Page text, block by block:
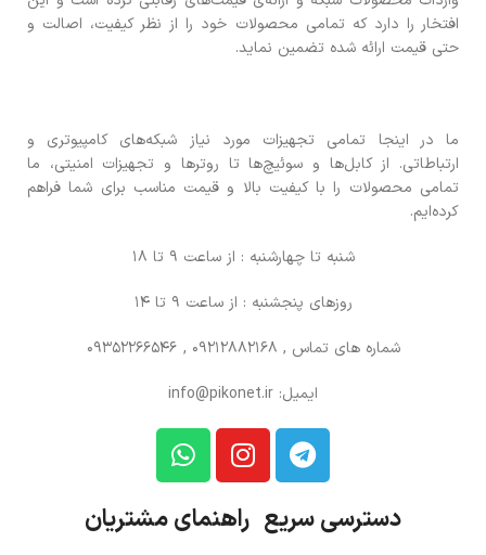
افتخار را دارد که تمامی محصولات خود را از نظر کیفیت، اصالت و
حتی قیمت ارائه شده تضمین نماید.
ما در اینجا تمامی تجهیزات مورد نیاز شبکه‌های کامپیوتری و
ارتباطاتی. از کابل‌ها و سوئیچ‌ها تا روترها و تجهیزات امنیتی، ما
تمامی محصولات را با کیفیت بالا و قیمت مناسب برای شما فراهم
کرده‌ایم.
شنبه تا چهارشنبه : از ساعت 9 تا 18
روزهای پنجشنبه : از ساعت 9 تا 14
شماره های تماس , 09212882168 , 09352266546
ایمیل: info@pikonet.ir
دسترسی سریع راهنمای مشتریان